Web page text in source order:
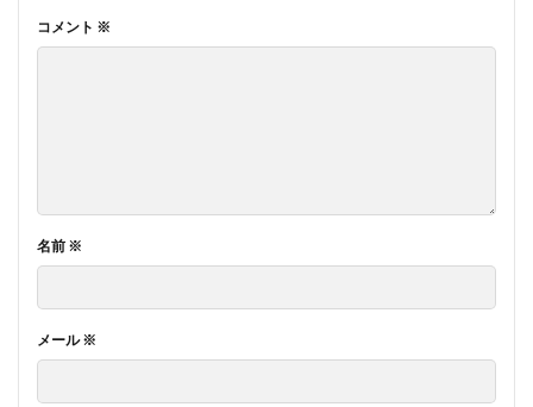
コメント ※
名前 ※
メール※